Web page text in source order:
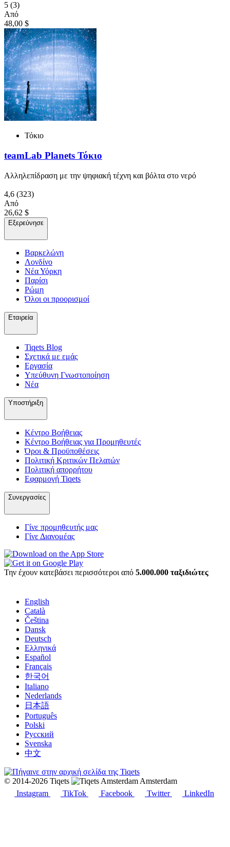
5 (3)
Από
48,00 $
Τόκιο
teamLab Planets Τόκιο
Αλληλεπίδραση με την ψηφιακή τέχνη και βόλτα στο νερό
4,6 (323)
Από
26,62 $
Εξερεύνησε
Βαρκελώνη
Λονδίνο
Νέα Υόρκη
Παρίσι
Ρώμη
Όλοι οι προορισμοί
Εταιρεία
Tiqets Βlog
Σχετικά με εμάς
Εργασία
Υπεύθυνη Γνωστοποίηση
Νέα
Υποστήριξη
Κέντρο Βοήθειας
Κέντρο Βοήθειας για Προμηθευτές
Όροι & Προϋποθέσεις
Πολιτική Κριτικών Πελατών
Πολιτική απορρήτου
Εφαρμογή Tiqets
Συνεργασίες
Γίνε προμηθευτής μας
Γίνε Διανομέας
Την έχουν κατεβάσει περισσότεροι από 5.000.000 ταξιδιώτες
English
Català
Čeština
Dansk
Deutsch
Ελληνικά
Español
Français
한국어
Italiano
Nederlands
日本語
Português
Polski
Русский
Svenska
中文
© 2014-2026 Tiqets
Amsterdam
Instagram
TikTok Facebook Twitter LinkedIn